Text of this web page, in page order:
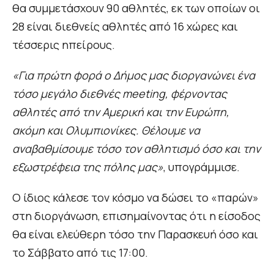
θα συμμετάσχουν 90 αθλητές, εκ των οποίων οι
28 είναι διεθνείς αθλητές από 16 χώρες και
τέσσερις ηπείρους.
«Για πρώτη φορά ο Δήμος μας διοργανώνει ένα
τόσο μεγάλο διεθνές meeting, φέρνοντας
αθλητές από την Αμερική και την Ευρώπη,
ακόμη και Ολυμπιονίκες. Θέλουμε να
αναβαθμίσουμε τόσο τον αθλητισμό όσο και την
εξωστρέφεια της πόλης μας», υπογράμμισε.
Ο ίδιος κάλεσε τον κόσμο να δώσει το «παρών»
στη διοργάνωση, επισημαίνοντας ότι η είσοδος
θα είναι ελεύθερη τόσο την Παρασκευή όσο και
το Σάββατο από τις 17:00.